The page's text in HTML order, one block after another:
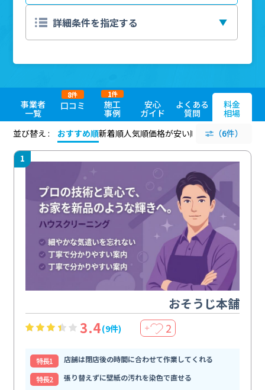
事業者
一覧
口コミ
8件
施工
事例
1件
安心
ガイド
よくある
質問
料金
相場
並び替え :
おすすめ順新着順人気順価格が安い順 評価が高い順
（6件）
1
おそうじ本舗
3.4(9件) ＋ 2
特⻑1
店舗は閉店後の時間に合わせて作業してくれる
特⻑2
張り替えずに壁紙の汚れを染色で直せる